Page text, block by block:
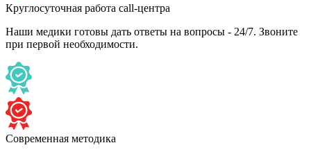
Круглосуточная работа call-центра
Наши медики готовы дать ответы на вопросы - 24/7. Звоните
при первой необходимости.
Современная методика